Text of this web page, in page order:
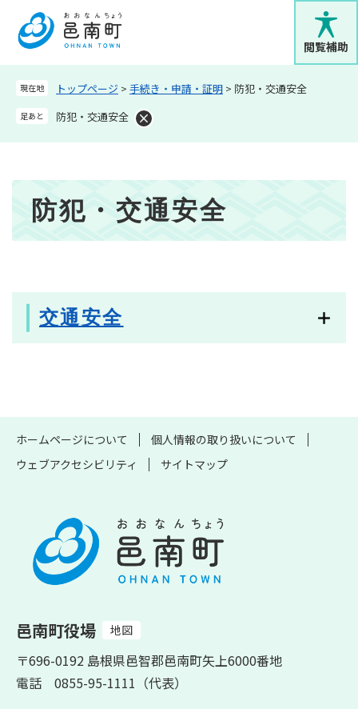
。
メニューを飛ばして本文へ
閲覧補助
現在地 トップページ > 手続き・申請・証明 > 防犯・交通安全
足あと 防犯・交通安全
防犯・交通安全
交通安全
ホームページについて
個人情報の取り扱いについて
ウェブアクセシビリティ
サイトマップ
邑南町役場 地図
〒696-0192 島根県邑智郡邑南町矢上6000番地
電話 0855-95-1111（代表）